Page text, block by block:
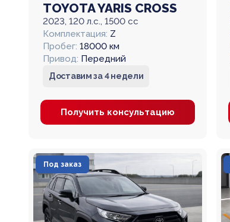
TOYOTA YARIS CROSS
2023, 120 л.с., 1500 cc
Комплектация: Z
Пробег: 18000 км
Привод: Передний
Доставим за 4 недели
Получить консультацию
Под заказ